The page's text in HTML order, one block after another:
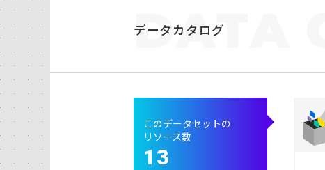
データカタログ
DATA
このデータセットの
リソース数
13